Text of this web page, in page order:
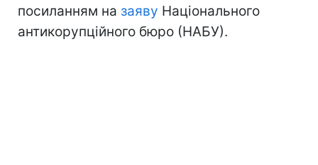
посиланням на заяву Національного
антикорупційного бюро (НАБУ).